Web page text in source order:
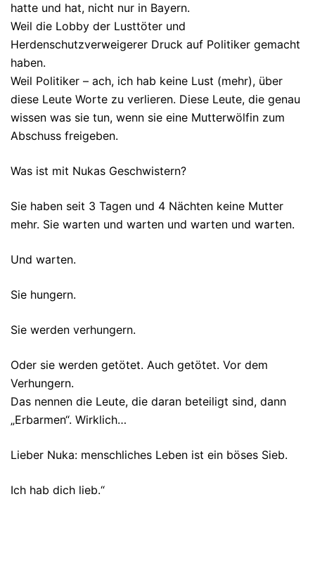
hatte und hat, nicht nur in Bayern.
Weil die Lobby der Lusttöter und
Herdenschutzverweigerer Druck auf Politiker gemacht
haben.
Weil Politiker – ach, ich hab keine Lust (mehr), über
diese Leute Worte zu verlieren. Diese Leute, die genau
wissen was sie tun, wenn sie eine Mutterwölfin zum
Abschuss freigeben.
Was ist mit Nukas Geschwistern?
Sie haben seit 3 Tagen und 4 Nächten keine Mutter
mehr. Sie warten und warten und warten und warten.
Und warten.
Sie hungern.
Sie werden verhungern.
Oder sie werden getötet. Auch getötet. Vor dem
Verhungern.
Das nennen die Leute, die daran beteiligt sind, dann
„Erbarmen“. Wirklich…
Lieber Nuka: menschliches Leben ist ein böses Sieb.
Ich hab dich lieb.“